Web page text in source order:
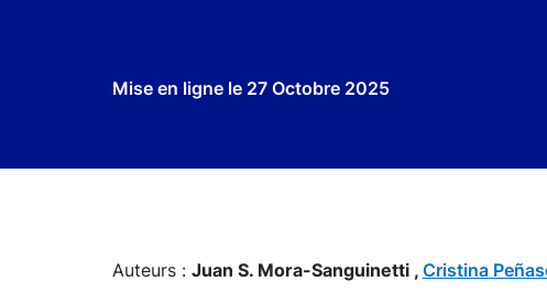
Mise en ligne le 27 Octobre 2025
Auteurs : Juan S. Mora-Sanguinetti , Cristina